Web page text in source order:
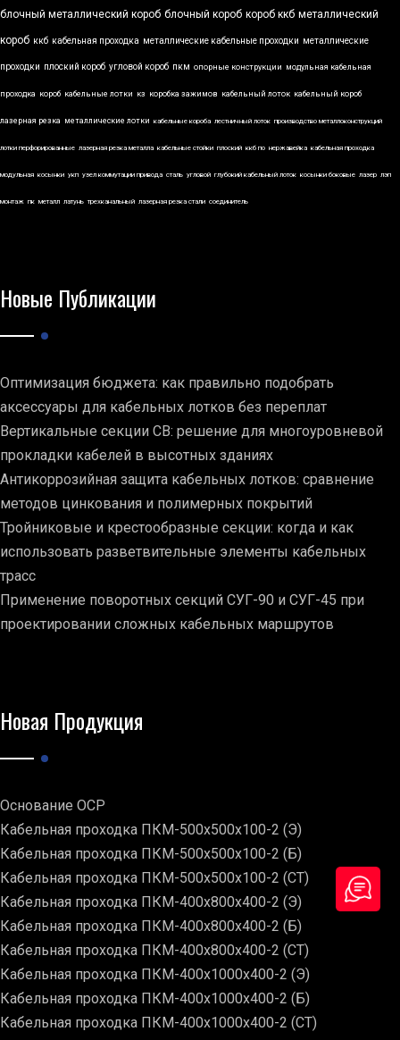
блочный металлический короб блочный короб короб ккб металлический
короб ккб кабельная проходка металлические кабельные проходки металлические
проходки плоский короб угловой короб пкм опорные конструкции модульная кабельная
проходка короб кабельные лотки кз коробка зажимов кабельный лоток кабельный короб
лазерная резка металлические лотки кабельные короба лестничный лоток производство металлоконструкций
лотки перфорированные лазерная резка металла кабельные стойки плоский ккб по нержавейка кабельная проходка
модульная косынки укп узел коммутации привода сталь угловой глубокий кабельный лоток косынки боковые лазер лэп
монтаж пк металл латунь трехканальный лазерная резка стали соединитель
Новые Публикации
Оптимизация бюджета: как правильно подобрать
аксессуары для кабельных лотков без переплат
Вертикальные секции СВ: решение для многоуровневой
прокладки кабелей в высотных зданиях
Антикоррозийная защита кабельных лотков: сравнение
методов цинкования и полимерных покрытий
Тройниковые и крестообразные секции: когда и как
использовать разветвительные элементы кабельных
трасс
Применение поворотных секций СУГ-90 и СУГ-45 при
проектировании сложных кабельных маршрутов
Новая Продукция
Основание ОСР
Кабельная проходка ПКМ-500х500х100-2 (Э)
Кабельная проходка ПКМ-500х500х100-2 (Б)
Кабельная проходка ПКМ-500х500х100-2 (СТ)
Кабельная проходка ПКМ-400х800х400-2 (Э)
Кабельная проходка ПКМ-400х800х400-2 (Б)
Кабельная проходка ПКМ-400х800х400-2 (СТ)
Кабельная проходка ПКМ-400х1000х400-2 (Э)
Кабельная проходка ПКМ-400х1000х400-2 (Б)
Кабельная проходка ПКМ-400х1000х400-2 (СТ)